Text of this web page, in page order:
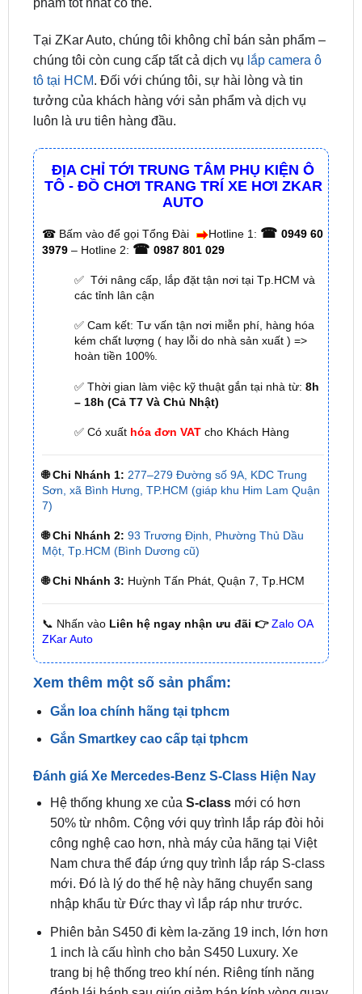
tô tại HCM. Đối với chúng tôi, sự hài lòng và tin
tưởng của khách hàng với sản phẩm và dịch vụ
luôn là ưu tiên hàng đầu.
ĐỊA CHỈ TỚI TRUNG TÂM PHỤ KIỆN Ô
☎Bấm vào để gọi Tổng Đài Hotline 1:☎ 0949 60
0987 801 029
✅ Tới nâng cấp, lắp đặt tận nơi tại Tp.HCM và
các tỉnh lân cận
✅ Cam kết: Tư vấn tận nơi miễn phí, hàng hóa
kém chất lượng ( hay lỗi do nhà sản xuất ) =>
✅ Thời gian làm việc kỹ thuật gắn tại nhà từ:8h
– 18h (Cả T7 Và Chủ Nhật)
✅ Có xuấthóa đơn VATcho Khách Hàng
🌐 Chi Nhánh 1: 277–279 Đường số 9A, KDC Trung
🌐 Chi Nhánh 2: 93 Trương Định, Phường Thủ Dầu
Một, Tp.HCM (Bình Dương cũ)
🌐 Chi Nhánh 3: Huỳnh Tấn Phát, Quận 7, Tp.HCM
📞 Nhấn vàoLiên hệ ngay nhận ưu đãi 👉 Zalo OA
Xem thêm một số sản phẩm:
Đánh giá Xe Mercedes-Benz S-Class Hiện Nay
50% từ nhôm. Cộng với quy trình lắp ráp đòi hỏi
công nghệ cao hơn, nhà máy của hãng tại Việt
Nam chưa thể đáp ứng quy trình lắp ráp S-class
mới. Đó là lý do thế hệ này hãng chuyển sang
nhập khẩu từ Đức thay vì lắp ráp như trước.
Phiên bản S450 đi kèm la-zăng 19 inch, lớn hơn
1 inch là cấu hình cho bản S450 Luxury. Xe
trang bị hệ thống treo khí nén. Riêng tính năng
đánh lái bánh sau giúp giảm bán kính vòng quay
có trên bản Luxury.